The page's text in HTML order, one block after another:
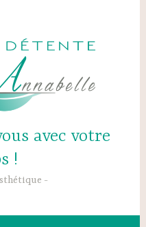
avec votre
!